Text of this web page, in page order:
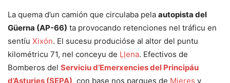
La quema d’un camión que circulaba pela autopista del
Güerna (AP-66) ta provocando retenciones nel tráficu en
sentíu Xixón. El sucesu producióse al altor del puntu
kilométricu 71, nel conceyu de Ḷḷena. Efectivos de
Bomberos del Serviciu d’Emerxencies del Principáu
d’Asturies (SEPA), con base nos parques de Mieres y